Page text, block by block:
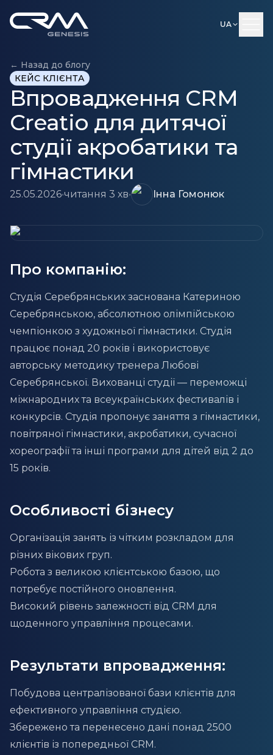
UA
← Назад до блогу
КЕЙС КЛІЄНТА
Впровадження CRM
Creatio для дитячої
студії акробатики та
гімнастики
25.05.2026•читання 3 хв• Інна Гомонюк
Про компанію:
Студія Серебрянських заснована Катериною
Серебрянською, абсолютною олімпійською
чемпіонкою з художньої гімнастики. Студія
працює понад 20 років і використовує
авторську методику тренера Любові
Серебрянської. Вихованці студії — переможці
міжнародних та всеукраїнських фестивалів і
конкурсів. Студія пропонує заняття з гімнастики,
повітряної гімнастики, акробатики, сучасної
хореографії та інші програми для дітей від 2 до
15 років.
Особливості бізнесу
Організація занять із чітким розкладом для
різних вікових груп.
Робота з великою клієнтською базою, що
потребує постійного оновлення.
Високий рівень залежності від CRM для
щоденного управління процесами.
Результати впровадження:
Побудова централізованої бази клієнтів для
ефективного управління студією.
Збережено та перенесено дані понад 2500
клієнтів із попередньої CRM.